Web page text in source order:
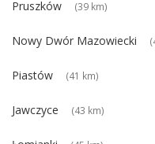
Pruszków (39 km)
Nowy Dwór Mazowiecki
Piastów (41 km)
Jawczyce (43 km)